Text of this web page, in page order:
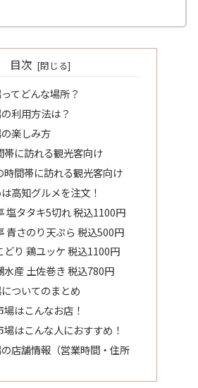
目次
てどんな場所？
利用方法は？
楽しみ方
帯に訪れる観光客向け
時間帯に訪れる観光客向け
高知グルメを注文！
塩タタキ5切れ 税込1100円
青さのり天ぷら 税込500円
どり 鶏ユッケ 税込1100円
水産 土佐巻き 税込780円
ついてのまとめ
場はこんなお店！
場はこんな人におすすめ！
店舗情報（営業時間・住所